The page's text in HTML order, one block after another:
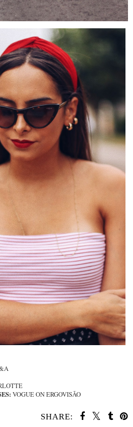
VOGUE ON ERGOVISÃO
SHARE: